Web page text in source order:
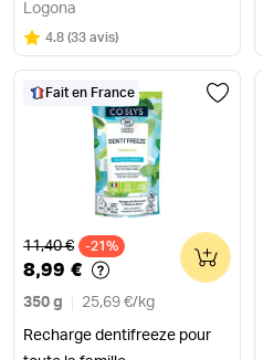
Logona
Note
4.8 sur 5
(33 avis)
Fait en France
Ancien prix
11,40 € -21%
8,99 €
350 g 25,69 €/ kg
Recharge dentifreeze pour
0